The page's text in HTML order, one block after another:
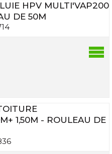
HPV MULTI'VAP200
DE 50M
1,50M - ROULEAU DE